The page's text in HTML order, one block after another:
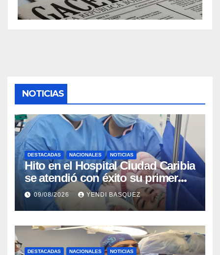
NOTICIAS
DESTACADAS NACIONALES NOTICIAS
Hito en el Hospital Ciudad Caribia
se atendió con éxito su primer
parto gemelar
09/08/2026 YENDI BASQUEZ
DESTACADAS NACIONALES NOTICIAS